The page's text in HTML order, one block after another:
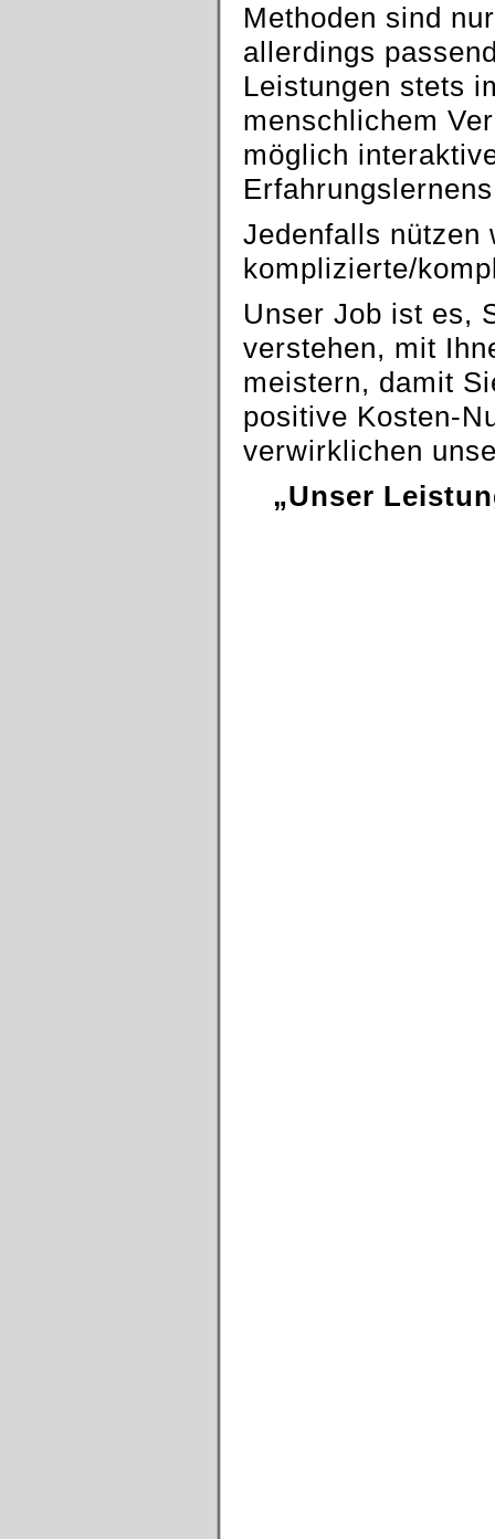
Methoden sind
allerdings
Leistungen stets
menschlichem
möglich
Jedenfalls nützen
komplizierte/
Unser Job ist es,
verstehen, mit
meistern, damit
positive Kosten-
verwirklichen
„Unser